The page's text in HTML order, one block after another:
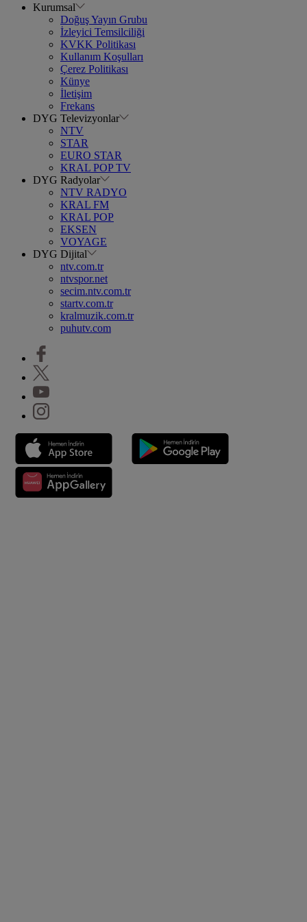
Kurumsal
Doğuş Yayın Grubu
İzleyici Temsilciliği
KVKK Politikası
Kullanım Koşulları
Çerez Politikası
Künye
İletişim
Frekans
DYG Televizyonlar
NTV
STAR
EURO STAR
KRAL POP TV
DYG Radyolar
NTV RADYO
KRAL FM
KRAL POP
EKSEN
VOYAGE
DYG Dijital
ntv.com.tr
ntvspor.net
secim.ntv.com.tr
startv.com.tr
kralmuzik.com.tr
puhutv.com